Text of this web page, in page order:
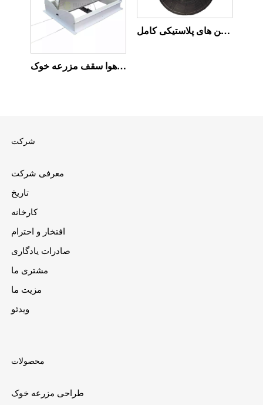
ورودی هوا سقف مزرعه خوک
سری فن های پلاستیکی کامل
شرکت
معرفی شرکت
تاریخ
کارخانه
افتخار و احترام
صادرات یادگاری
مشتری ما
مزیت ما
ویدئو
محصولات
طراحی مزرعه خوک